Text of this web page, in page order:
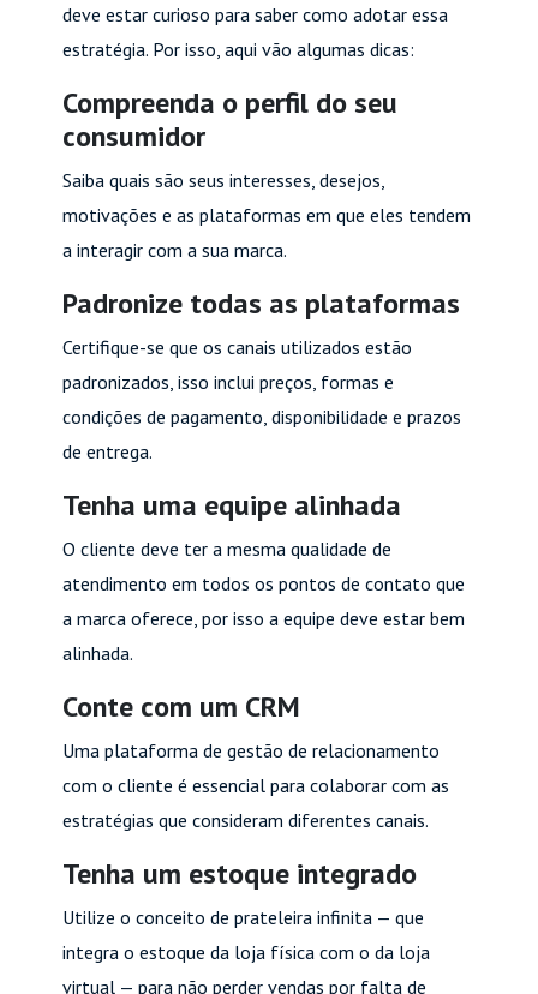
deve estar curioso para saber como adotar essa
estratégia. Por isso, aqui vão algumas dicas:
Compreenda o perfil do seu
consumidor
Saiba quais são seus interesses, desejos,
motivações e as plataformas em que eles tendem
a interagir com a sua marca.
Padronize todas as plataformas
Certifique-se que os canais utilizados estão
padronizados, isso inclui preços, formas e
condições de pagamento, disponibilidade e prazos
de entrega.
Tenha uma equipe alinhada
O cliente deve ter a mesma qualidade de
atendimento em todos os pontos de contato que
a marca oferece, por isso a equipe deve estar bem
alinhada.
Conte com um CRM
Uma plataforma de gestão de relacionamento
com o cliente é essencial para colaborar com as
estratégias que consideram diferentes canais.
Tenha um estoque integrado
Utilize o conceito de prateleira infinita — que
integra o estoque da loja física com o da loja
virtual — para não perder vendas por falta de